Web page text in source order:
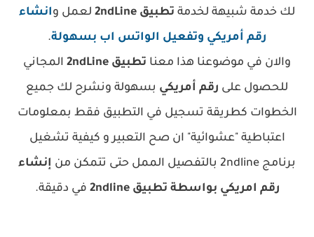
لك خدمة شبيهة لخدمة تطبيق 2ndLine لعمل وانشاء
رقم أمريكي وتفعيل الواتس اب بسهولة.
والان في موضوعنا هذا معنا تطبيق 2ndLine
المجاني
للحصول على رقم أمريكي بسهولة ونشرح لك جميع
الخطوات كطريقة تسجيل في التطبيق فقط بمعلومات
اعتباطية "عشوائية" ان صح التعبير و كيفية تشغيل
برنامج 2ndline
بالتفصيل الممل حتى تتمكن من إنشاء
رقم امريكي بواسطة تطبيق 2ndline
في دقيقة.